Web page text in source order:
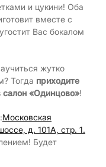
и цукини! Оба
вместе с
Вас бокалом
жутко
Тогда приходите
салон «Одинцово»!
Московская
д. 101А, стр. 1.
Будет